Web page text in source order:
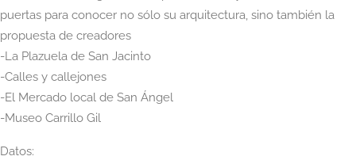
puertas para conocer no sólo su arquitectura, sino también la
propuesta de creadores
-La Plazuela de San Jacinto
-Calles y callejones
-El Mercado local de San Ángel
-Museo Carrillo Gil
Datos: